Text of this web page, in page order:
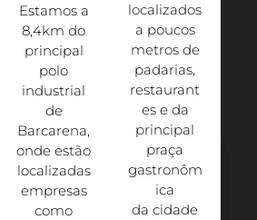
Estamos a
8,4km do
principal
polo
industrial
de
Barcarena,
onde estão
localizadas
empresas
como
localizados
a poucos
metros de
padarias,
restaurant
es e da
principal
praça
gastronôm
ica
da cidade